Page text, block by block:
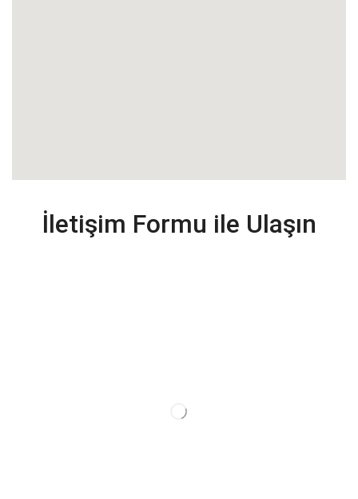
İletişim Formu ile Ulaşın